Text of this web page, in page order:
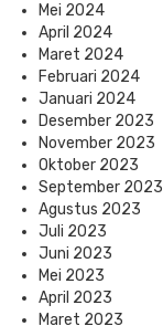
Mei 2024
April 2024
Maret 2024
Februari 2024
Januari 2024
Desember 2023
November 2023
Oktober 2023
September 2023
Agustus 2023
Juli 2023
Juni 2023
Mei 2023
April 2023
Maret 2023